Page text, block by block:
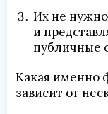
Их не
и
публичные
Какая именно
зависит от